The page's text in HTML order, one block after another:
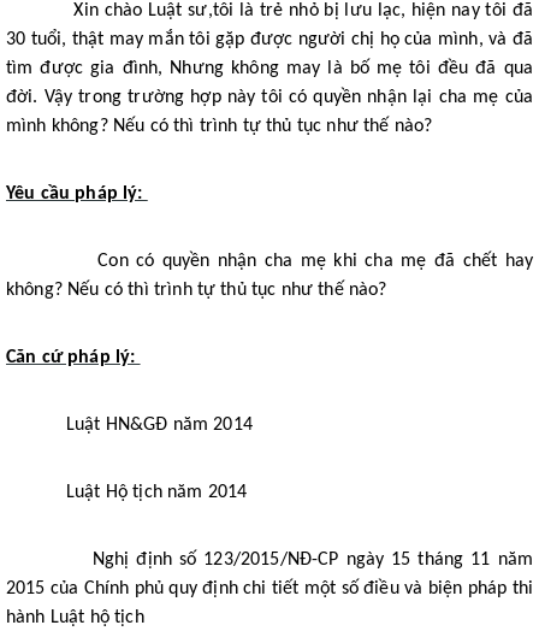
Xin chào Luật sư,tôi là trẻ nhỏ bị lưu lạc, hiện nay tôi đã
30 tuổi, thật may mắn tôi gặp được người chị họ của mình, và đã
tìm được gia đình, Nhưng không may là bố mẹ tôi đều đã qua
đời. Vậy trong trường hợp này tôi có quyền nhận lại cha mẹ của
mình không? Nếu có thì trình tự thủ tục như thế nào?
Yêu cầu pháp lý:
Con có quyền nhận cha mẹ khi cha mẹ đã chết hay
không? Nếu có thì trình tự thủ tục như thế nào?
Căn cứ pháp lý:
Luật HN&GĐ năm 2014
Luật Hộ tịch năm 2014
Nghị định số 123/2015/NĐ-CP ngày 15 tháng 11 năm
2015 của Chính phủ quy định chi tiết một số điều và biện pháp thi
hành Luật hộ tịch